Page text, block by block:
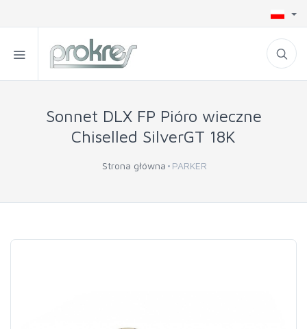
Sonnet DLX FP Pióro wieczne
Chiselled SilverGT 18K
Strona główna PARKER